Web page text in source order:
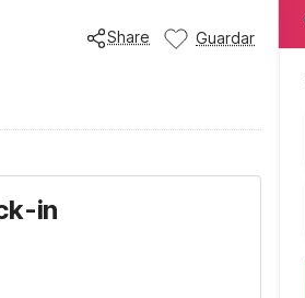
Share Guardar
in